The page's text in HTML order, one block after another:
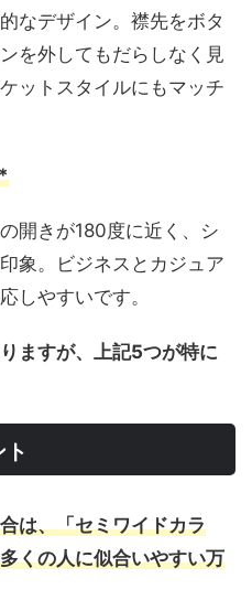
なデザイン。襟先をボタ
を外してもだらしなく見
ットスタイルにもマッチ
開きが180度に近く、シ
象。ビジネスとカジュア
しやすいです。
ますが、上記5つが特に
は、「セミワイドカラ
くの人に似合いやすい万